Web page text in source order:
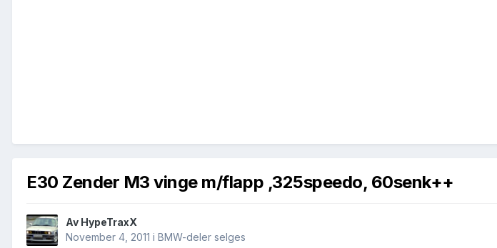
E30 Zender M3 vinge m/flapp ,325speedo, 60senk++
Av HypeTraxX
November 4, 2011 i BMW-deler selges